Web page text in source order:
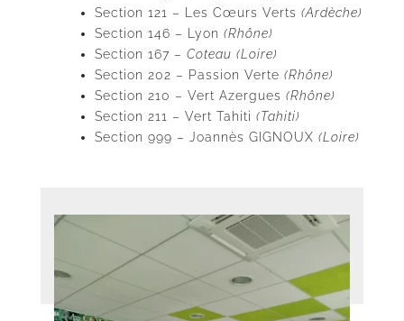
Section 121 – Les Cœurs Verts (Ardèche)
Section 146 – Lyon (Rhône)
Section 167 – Coteau (Loire)
Section 202 – Passion Verte (Rhône)
Section 210 – Vert Azergues (Rhône)
Section 211 – Vert Tahiti (Tahiti)
Section 999 – Joannès GIGNOUX (Loire)
1 2 3